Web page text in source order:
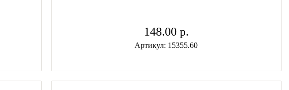
148.00 p.
Артикул: 15355.60